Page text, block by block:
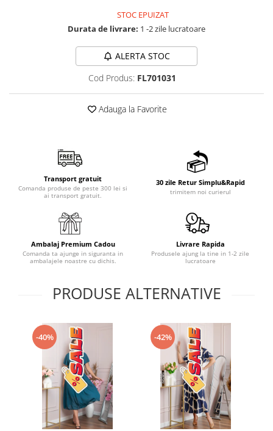
STOC EPUIZAT
Durata de livrare: 1 -2 zile lucratoare
ALERTA STOC
Cod Produs: FL701031
Adauga la Favorite
Transport gratuit
Comanda produse de peste 300 lei si
ai transport gratuit.
30 zile Retur Simplu&Rapid
trimitem noi curierul
Ambalaj Premium Cadou
Comanda ta ajunge in siguranta in
ambalajele noastre cu dichis.
Livrare Rapida
Produsele ajung la tine in 1-2 zile
lucratoare
PRODUSE ALTERNATIVE
-40% -42%